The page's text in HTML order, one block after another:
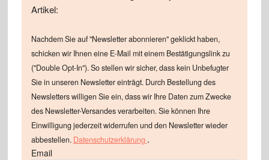
Artikel:
Nachdem Sie auf "Newsletter abonnieren" geklickt haben,
schicken wir Ihnen eine E-Mail mit einem Bestätigungslink zu
("Double Opt-In"). So stellen wir sicher, dass kein Unbefugter
Sie in unseren Newsletter einträgt. Durch Bestellung des
Newsletters willigen Sie ein, dass wir Ihre Daten zum Zwecke
des Newsletter-Versandes verarbeiten. Sie können Ihre
Einwilligung jederzeit widerrufen und den Newsletter wieder
abbestellen. Datenschutzerklärung .
Email